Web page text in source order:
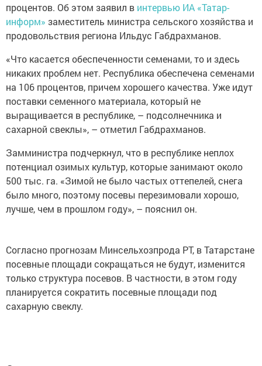
процентов. Об этом заявил в интервью ИА «Татар-
информ» заместитель министра сельского хозяйства и
продовольствия региона Ильдус Габдрахманов.
«Что касается обеспеченности семенами, то и здесь
никаких проблем нет. Республика обеспечена семенами
на 106 процентов, причем хорошего качества. Уже идут
поставки семенного материала, который не
выращивается в республике, – подсолнечника и
сахарной свеклы», – отметил Габдрахманов.
Замминистра подчеркнул, что в республике неплох
потенциал озимых культур, которые занимают около
500 тыс. га. «Зимой не было частых оттепелей, снега
было много, поэтому посевы перезимовали хорошо,
лучше, чем в прошлом году», – пояснил он.
Согласно прогнозам Минсельхозпрода РТ, в Татарстане
посевные площади сокращаться не будут, изменится
только структура посевов. В частности, в этом году
планируется сократить посевные площади под
сахарную свеклу.